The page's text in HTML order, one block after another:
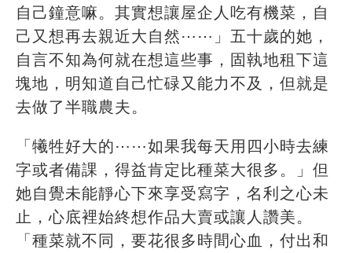
自己鐘意嘛。其實想讓屋企人吃有機菜，自
己又想再去親近大自然⋯⋯」五十歲的她，
自言不知為何就在想這些事，固執地租下這
塊地，明知道自己忙碌又能力不及，但就是
去做了半職農夫。
「犧牲好大的⋯⋯如果我每天用四小時去練
字或者備課，得益肯定比種菜大很多。」但
她自覺未能靜心下來享受寫字，名利之心未
止，心底裡始終想作品大賣或讓人讚美。
「種菜就不同，要花很多時間心血，付出和